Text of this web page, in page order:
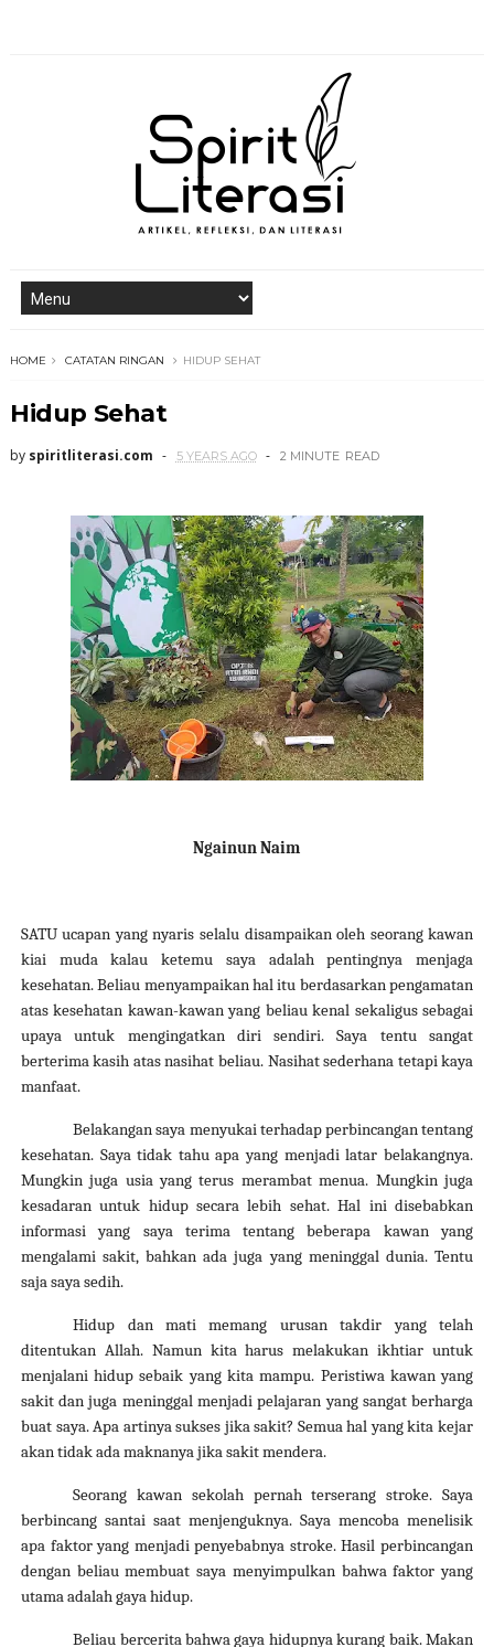
HOME CATATAN RINGAN HIDUP SEHAT
Hidup Sehat
by spiritliterasi.com 5 YEARS AGO 2 MINUTE READ
Ngainun Naim
SATU ucapan yang nyaris selalu disampaikan oleh seorangkawan
kiai muda kalau ketemu saya adalah pentingnya menjaga
kesehatan. Beliau menyampaikan hal itu berdasarkan pengamatan
atas kesehatan kawan-kawan yang beliau kenal sekaligus sebagai
upaya untuk mengingatkan diri sendiri. Saya tentu sangat
berterima kasih atas nasihat beliau. Nasihat sederhana tetapi kaya
manfaat.
Belakangan saya menyukai terhadap perbincangan tentang
kesehatan. Saya tidak tahu apa yang menjadi latar belakangnya.
Mungkin juga usia yang terus merambat menua. Mungkin juga
kesadaran untuk hidup secara lebih sehat. Hal ini disebabkan
informasi yang saya terima tentang beberapa kawanyang
mengalami sakit, bahkan ada juga yang meninggal dunia. Tentu
saja saya sedih.
Hidup dan mati memang urusan takdir yang telah
ditentukan Allah. Namun kita harus melakukan ikhtiar untuk
menjalani hidup sebaik yang kita mampu. Peristiwa kawan yang
sakit dan juga meninggal menjadi pelajaranyang sangatberharga
buat saya. Apa artinya sukses jika sakit? Semua hal yang kita kejar
akan tidak ada maknanya jika sakit mendera.
Seorang kawan sekolah pernah terserang stroke. Saya
berbincang santai saat menjenguknya. Saya mencoba menelisik
apa faktor yang menjadi penyebabnya stroke. Hasil perbincangan
dengan beliau membuat saya menyimpulkan bahwa faktor yang
utama adalah gaya hidup.
Beliau bercerita bahwa gaya hidupnya kurang baik. Makan